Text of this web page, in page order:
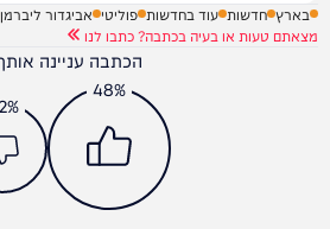
בארץ חדשות עוד בחדשות פוליטי אביגדור ליברמן
מצאתם טעות או בעיה בכתבה? כתבו לנו
הכתבה עניינה
48%